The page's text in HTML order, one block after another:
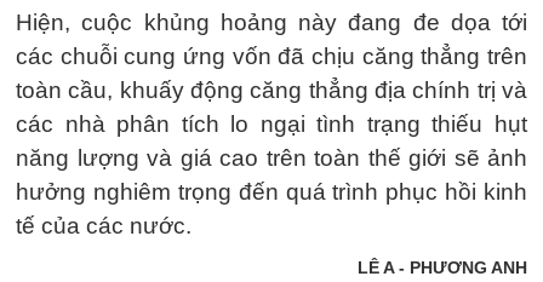
Hiện, cuộc khủng hoảng này đang đe dọa tới
các chuỗi cung ứng vốn đã chịu căng thẳng trên
toàn cầu, khuấy động căng thẳng địa chính trị và
các nhà phân tích lo ngại tình trạng thiếu hụt
năng lượng và giá cao trên toàn thế giới sẽ ảnh
hưởng nghiêm trọng đến quá trình phục hồi kinh
tế của các nước.
LÊ A - PHƯƠNG ANH